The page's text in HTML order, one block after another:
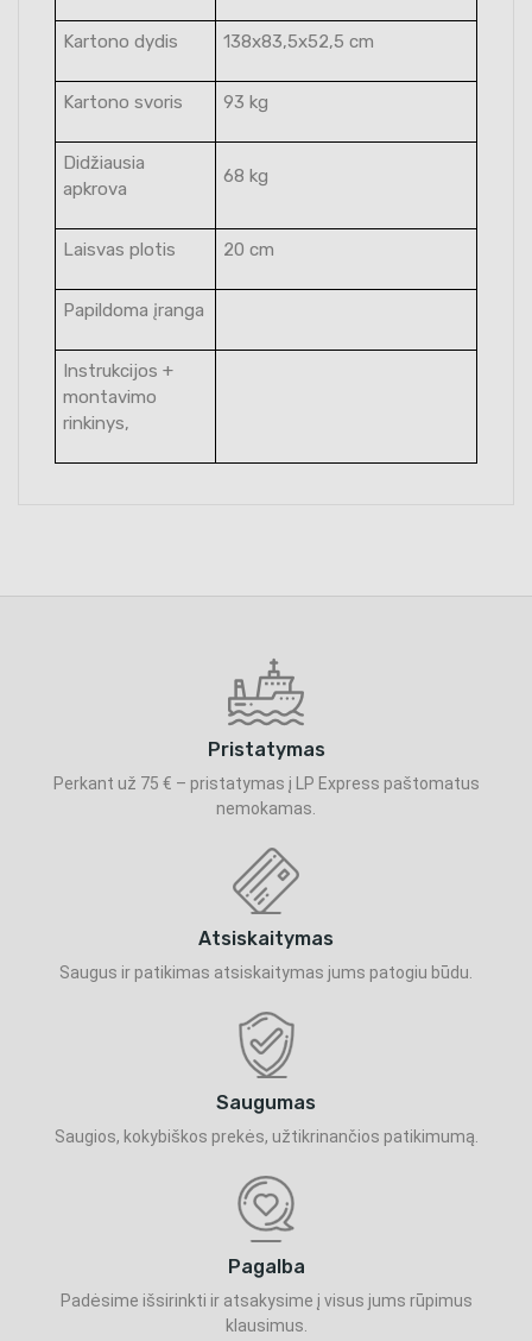
Kartono dydis 138x83,5x52,5 cm
Kartono svoris 93 kg
Didžiausia
apkrova
68 kg
Laisvas plotis 20 cm
Papildoma įranga
Instrukcijos +
montavimo
rinkinys,
Pristatymas
Perkant už 75 € – pristatymas į LP Express paštomatus
nemokamas.
Atsiskaitymas
Saugus ir patikimas atsiskaitymas jums patogiu būdu.
Saugumas
Saugios, kokybiškos prekės, užtikrinančios patikimumą.
Pagalba
Padėsime išsirinkti ir atsakysime į visus jums rūpimus
klausimus.